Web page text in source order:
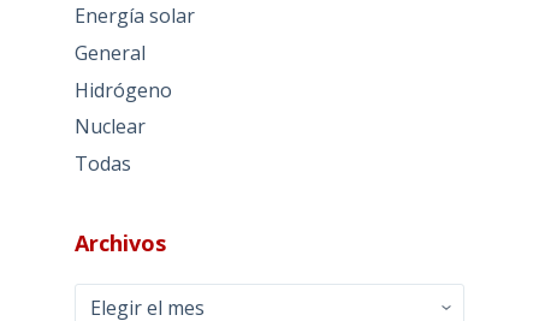
Energía solar
General
Hidrógeno
Nuclear
Todas
Archivos
Archivos